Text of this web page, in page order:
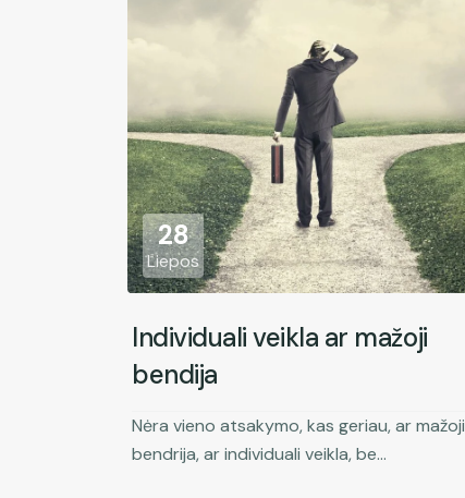
28
Liepos
Individuali veikla ar mažoji
bendija
Nėra vieno atsakymo, kas geriau, ar mažoji
bendrija, ar individuali veikla, be...